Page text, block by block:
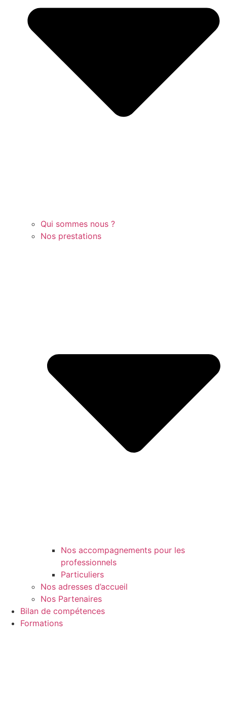
Qui sommes nous ?
Nos prestations
Nos accompagnements pour les
professionnels
Particuliers
Nos adresses d’accueil
Nos Partenaires
Bilan de compétences
Formations